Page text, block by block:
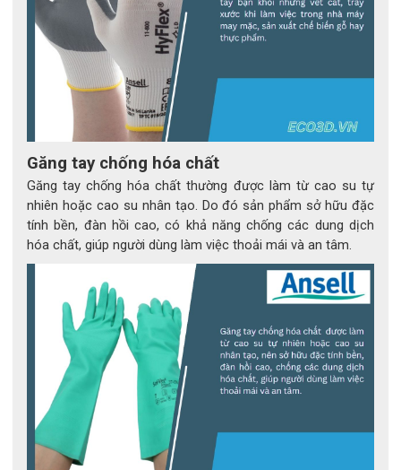
Găng tay chống hóa chất
Găng tay chống hóa chất thường được làm từ cao su tự
nhiên hoặc cao su nhân tạo. Do đó sản phẩm sở hữu đặc
tính bền, đàn hồi cao, có khả năng chống các dung dịch
hóa chất, giúp người dùng làm việc thoải mái và an tâm.